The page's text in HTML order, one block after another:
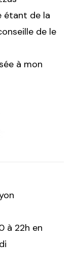
étant de la
de le
à mon
à 22h en